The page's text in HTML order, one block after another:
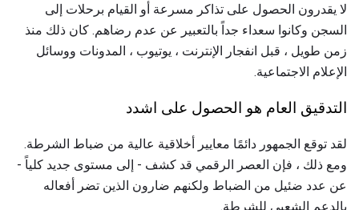
لا يقدرون الحصول على تذاكر مسرعة أو القيام برحلات إلى
السجن وكانوا سعداء جداً بالتعبير عن عدم رضاهم. كان ذلك منذ
زمن طويل ، قبل انفجار الإنترنت ، يوتيوب ، المدونات ووسائل
الإعلام الاجتماعية.
التدقيق العام هو الحصول على اشدد
لقد توقع الجمهور دائمًا معايير أخلاقية عالية من ضباط الشرطة.
ومع ذلك ، فإن العصر الرقمي قد كشف - إلى مستوى جديد كلياً -
عن عدد ضئيل من الضباط ولكنهم ضارون الذين تضر أفعاله
بالدعم الشعبي للشرطة.